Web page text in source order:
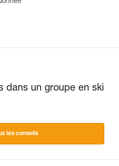
dans un groupe en ski
les conseils